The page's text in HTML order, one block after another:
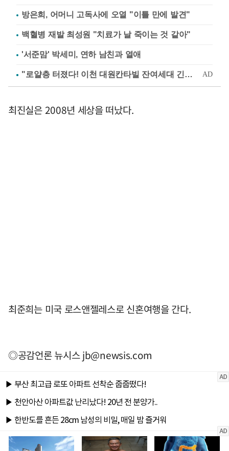
방은희, 어머니 고독사에 오열 "이틀 만에 발견"
백혈병 재발 최성원 "치료가 날 죽이는 것 같아"
'서준맘' 박세미, 연하 남친과 열애
최진실은 2008년 세상을 떠났다.
최준희는 미국 로스앤젤레스로 신혼여행을 간다.
◎공감언론 뉴시스jb@newsis.com